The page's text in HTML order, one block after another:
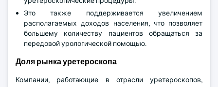
Это также поддерживается увеличением
располагаемых доходов населения, что позволяет
большему количеству пациентов обращаться за
передовой урологической помощью.
Доля рынка уретероскопа
Компании, работающие в отрасли уретероскопов,